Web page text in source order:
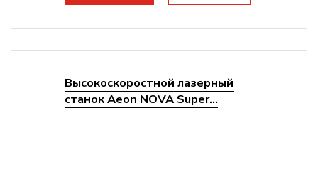
Высокоскоростной лазерный
станок Aeon NOVA Super...